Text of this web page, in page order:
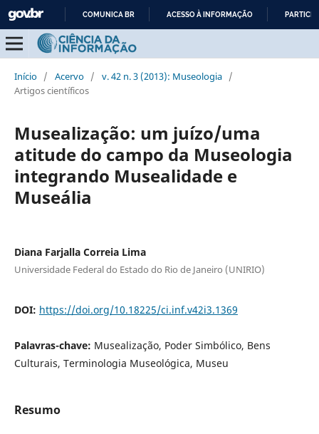
CONTEÚDO
COMUNICA BR ACESSO À INFORMAÇÃO
Início / Acervo / v. 42 n. 3 (2013): Museologia /
Artigos científicos
Musealização: um juízo/uma
atitude do campo da Museologia
integrando Musealidade e
Museália
Diana Farjalla Correia Lima
Universidade Federal do Estado do Rio de Janeiro (UNIRIO)
DOI: https://doi.org/10.18225/ci.inf.v42i3.1369
Palavras-chave: Musealização, Poder Simbólico, Bens
Culturais, Terminologia Museológica, Museu
Resumo